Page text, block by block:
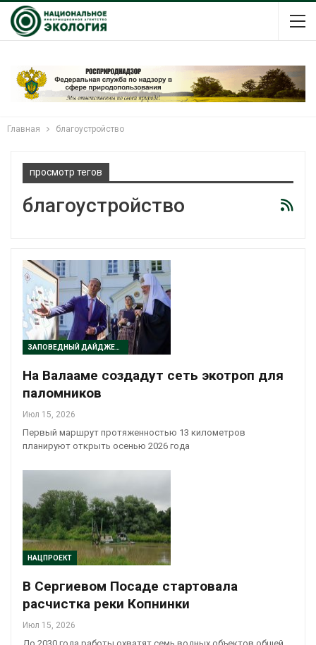
Главная благоустройство
просмотр тегов
благоустройство
ЗАПОВЕДНЫЙ ДАЙДЖЕСТ
На Валааме создадут сеть экотроп для
паломников
Июл 15, 2026
Первый маршрут протяженностью 13 километров
планируют открыть осенью 2026 года
НАЦПРОЕКТ
В Сергиевом Посаде стартовала
расчистка реки Копнинки
Июл 15, 2026